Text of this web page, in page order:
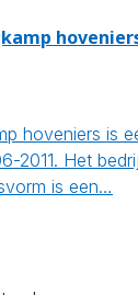
hoveniers is
2011. Het
is een…